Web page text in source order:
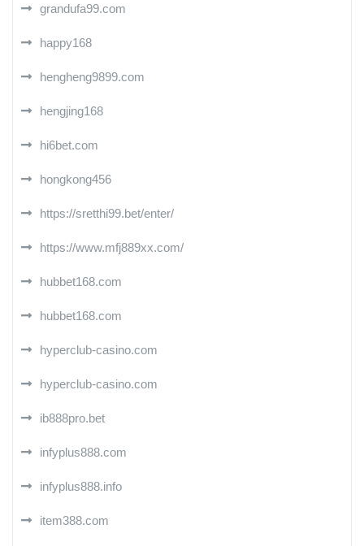
grandufa99.com
happy168
hengheng9899.com
hengjing168
hi6bet.com
hongkong456
https://sretthi99.bet/enter/
https://www.mfj889xx.com/
hubbet168.com
hubbet168.com
hyperclub-casino.com
hyperclub-casino.com
ib888pro.bet
infyplus888.com
infyplus888.info
item388.com